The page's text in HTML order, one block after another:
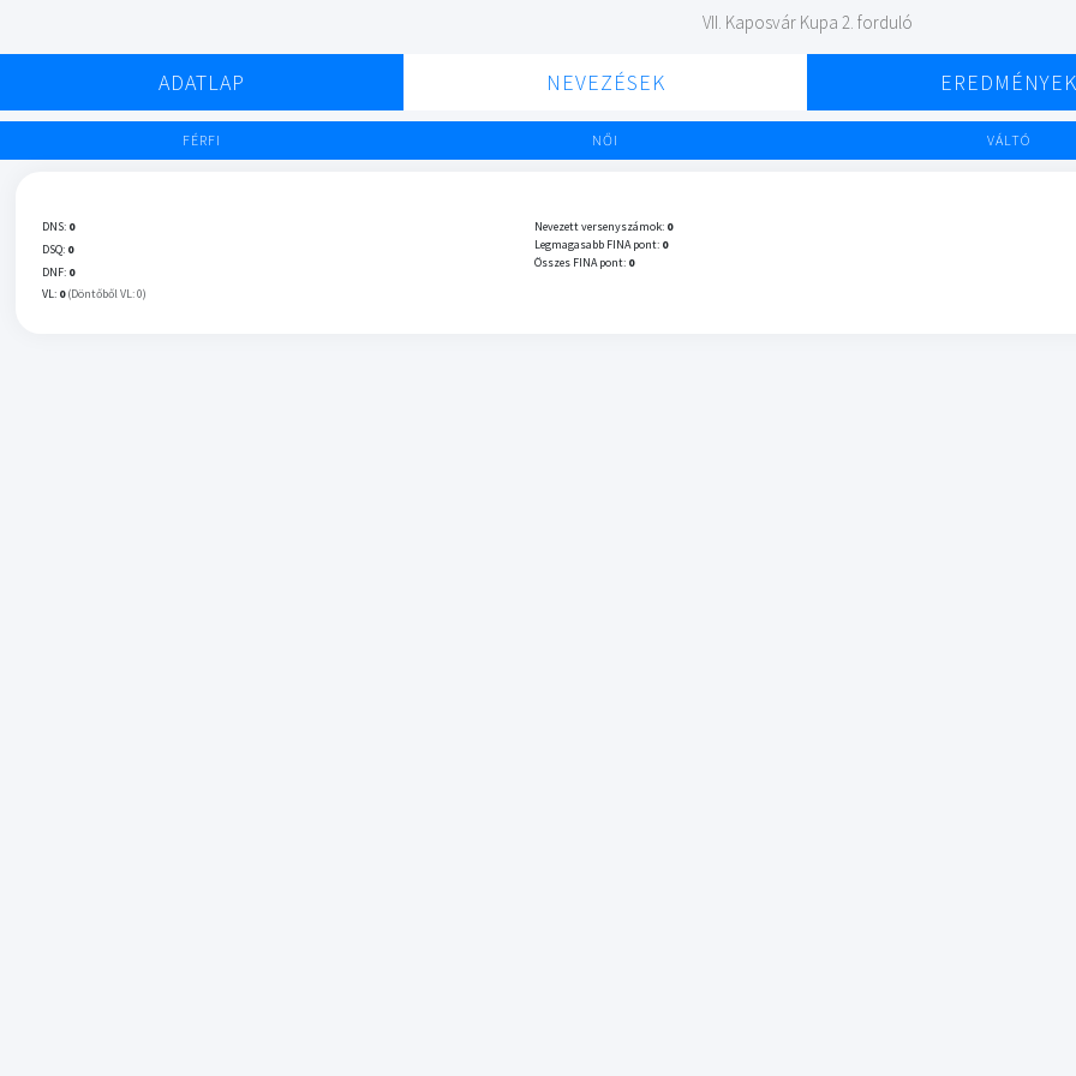
VII. Kaposvár Kupa 2. forduló
ADATLAP NEVEZÉSEK EREDMÉNYEK
FÉRFI NŐI VÁLTÓ
DNS: 0
DSQ: 0
DNF: 0
VL: 0 (Döntőből VL: 0)
Nevezett versenyszámok: 0
Legmagasabb FINA pont: 0
Összes FINA pont: 0